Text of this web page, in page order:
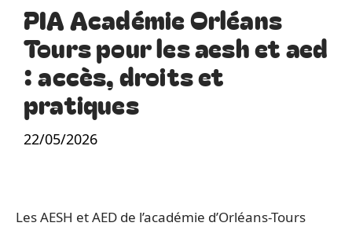
PIA Académie Orléans
Tours pour les aesh et aed
: accès, droits et
pratiques
22/05/2026
Les AESH et AED de l’académie d’Orléans-Tours